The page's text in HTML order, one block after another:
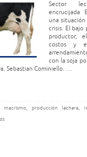
Sector
encrucijada
una
crisis. El bajo
productor,
costos y
con la soja
Sebastian Cominiello. …
, macrismo, producción lechera,